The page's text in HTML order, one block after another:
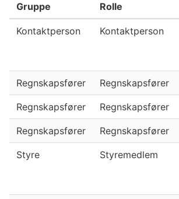
Gruppe Rolle
Kontaktperson Kontaktperson
Regnskapsfører Regnskapsfører
Regnskapsfører Regnskapsfører
Regnskapsfører Regnskapsfører
Styre Styremedlem